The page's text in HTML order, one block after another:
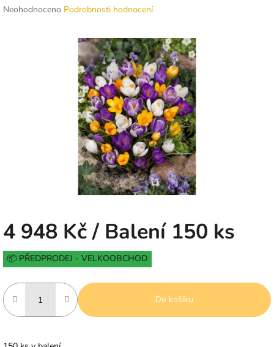
Průměrné
Neohodnoceno Podrobnosti hodnocení
4 948 Kč/ Balení 150 ks
Měrná
cena:
📦 PŘEDPRODEJ - VELKOOBCHOD
Do košíku